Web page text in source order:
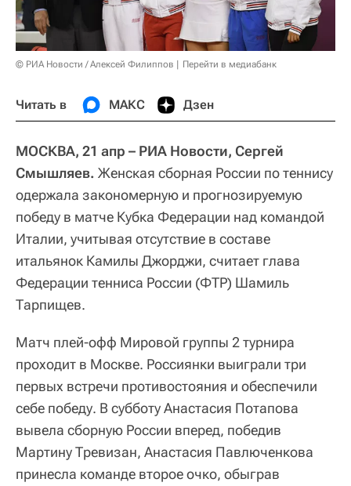
© РИА Новости / Алексей Филиппов Перейти в медиабанк
Читать в МАКС Дзен
МОСКВА, 21 апр – РИА Новости, Сергей
Смышляев. Женская сборная России по теннису
одержала закономерную и прогнозируемую
победу в матче Кубка Федерации над командой
Италии, учитывая отсутствие в составе
итальянок Камилы Джорджи, считает глава
Федерации тенниса России (ФТР) Шамиль
Тарпищев.
Матч плей-офф Мировой группы 2 турнира
проходит в Москве. Россиянки выиграли три
первых встречи противостояния и обеспечили
себе победу. В субботу Анастасия Потапова
вывела сборную России вперед, победив
Мартину Тревизан, Анастасия Павлюченкова
принесла команде второе очко, обыграв